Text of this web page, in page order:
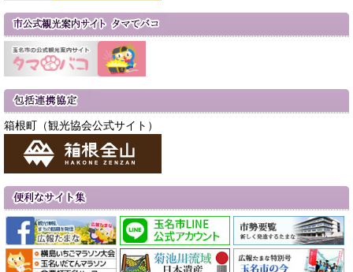
箱根町（観光協会公式サイト）